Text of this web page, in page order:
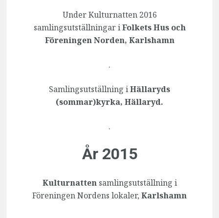
Under Kulturnatten 2016
samlingsutställningar iFolkets Hus och
Föreningen Norden, Karlshamn
.
Samlingsutställning iHällaryds
(sommar)kyrka, Hällaryd.
.
År 2015
Kulturnattensamlingsutställning i
Föreningen Nordens lokaler, Karlshamn